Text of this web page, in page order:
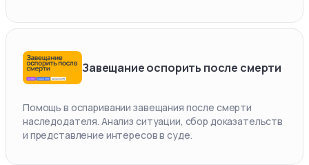
Завещание оспорить после смерти
Помощь в оспаривании завещания после смерти
наследодателя. Анализ ситуации, сбор доказательств
и представление интересов в суде.